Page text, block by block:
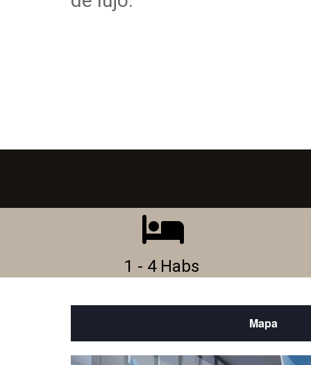
1 - 4 Habs
Mapa